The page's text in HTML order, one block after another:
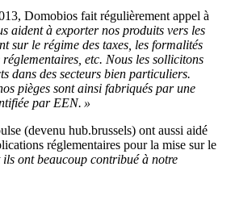
Domobios fait régulièrement appel à
aident à exporter nos produits vers les
sur le régime des taxes, les formalités
etc. Nous les sollicitons
dans des secteurs bien particuliers.
pièges sont ainsi fabriqués par une
par EEN. »
(devenu hub.brussels) ont aussi aidé
réglementaires pour la mise sur le
ils ont beaucoup contribué à notre